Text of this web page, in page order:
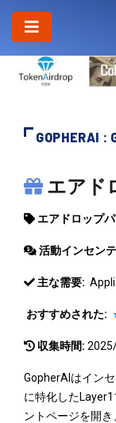
GOPHERAI :
GOPHERAI
エアド
エアドロップ
活動インセン
主な需要:
おすすめされた:
収集時間:
GopherAIはイン
に特化した
ントページを開